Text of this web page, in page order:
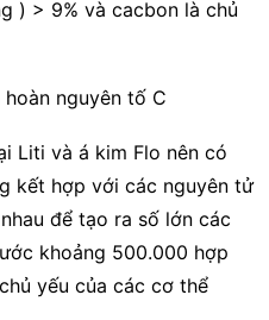
) > 9% và cacbon là chủ
nguyên tố C
Liti và á kim Flo nên có
kết hợp với các nguyên tử
để tạo ra số lớn các
khoảng 500.000 hợp
yếu của các cơ thể